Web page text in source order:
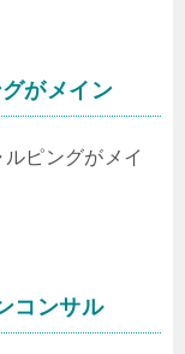
がメイン
ピングがメイ
コンサル